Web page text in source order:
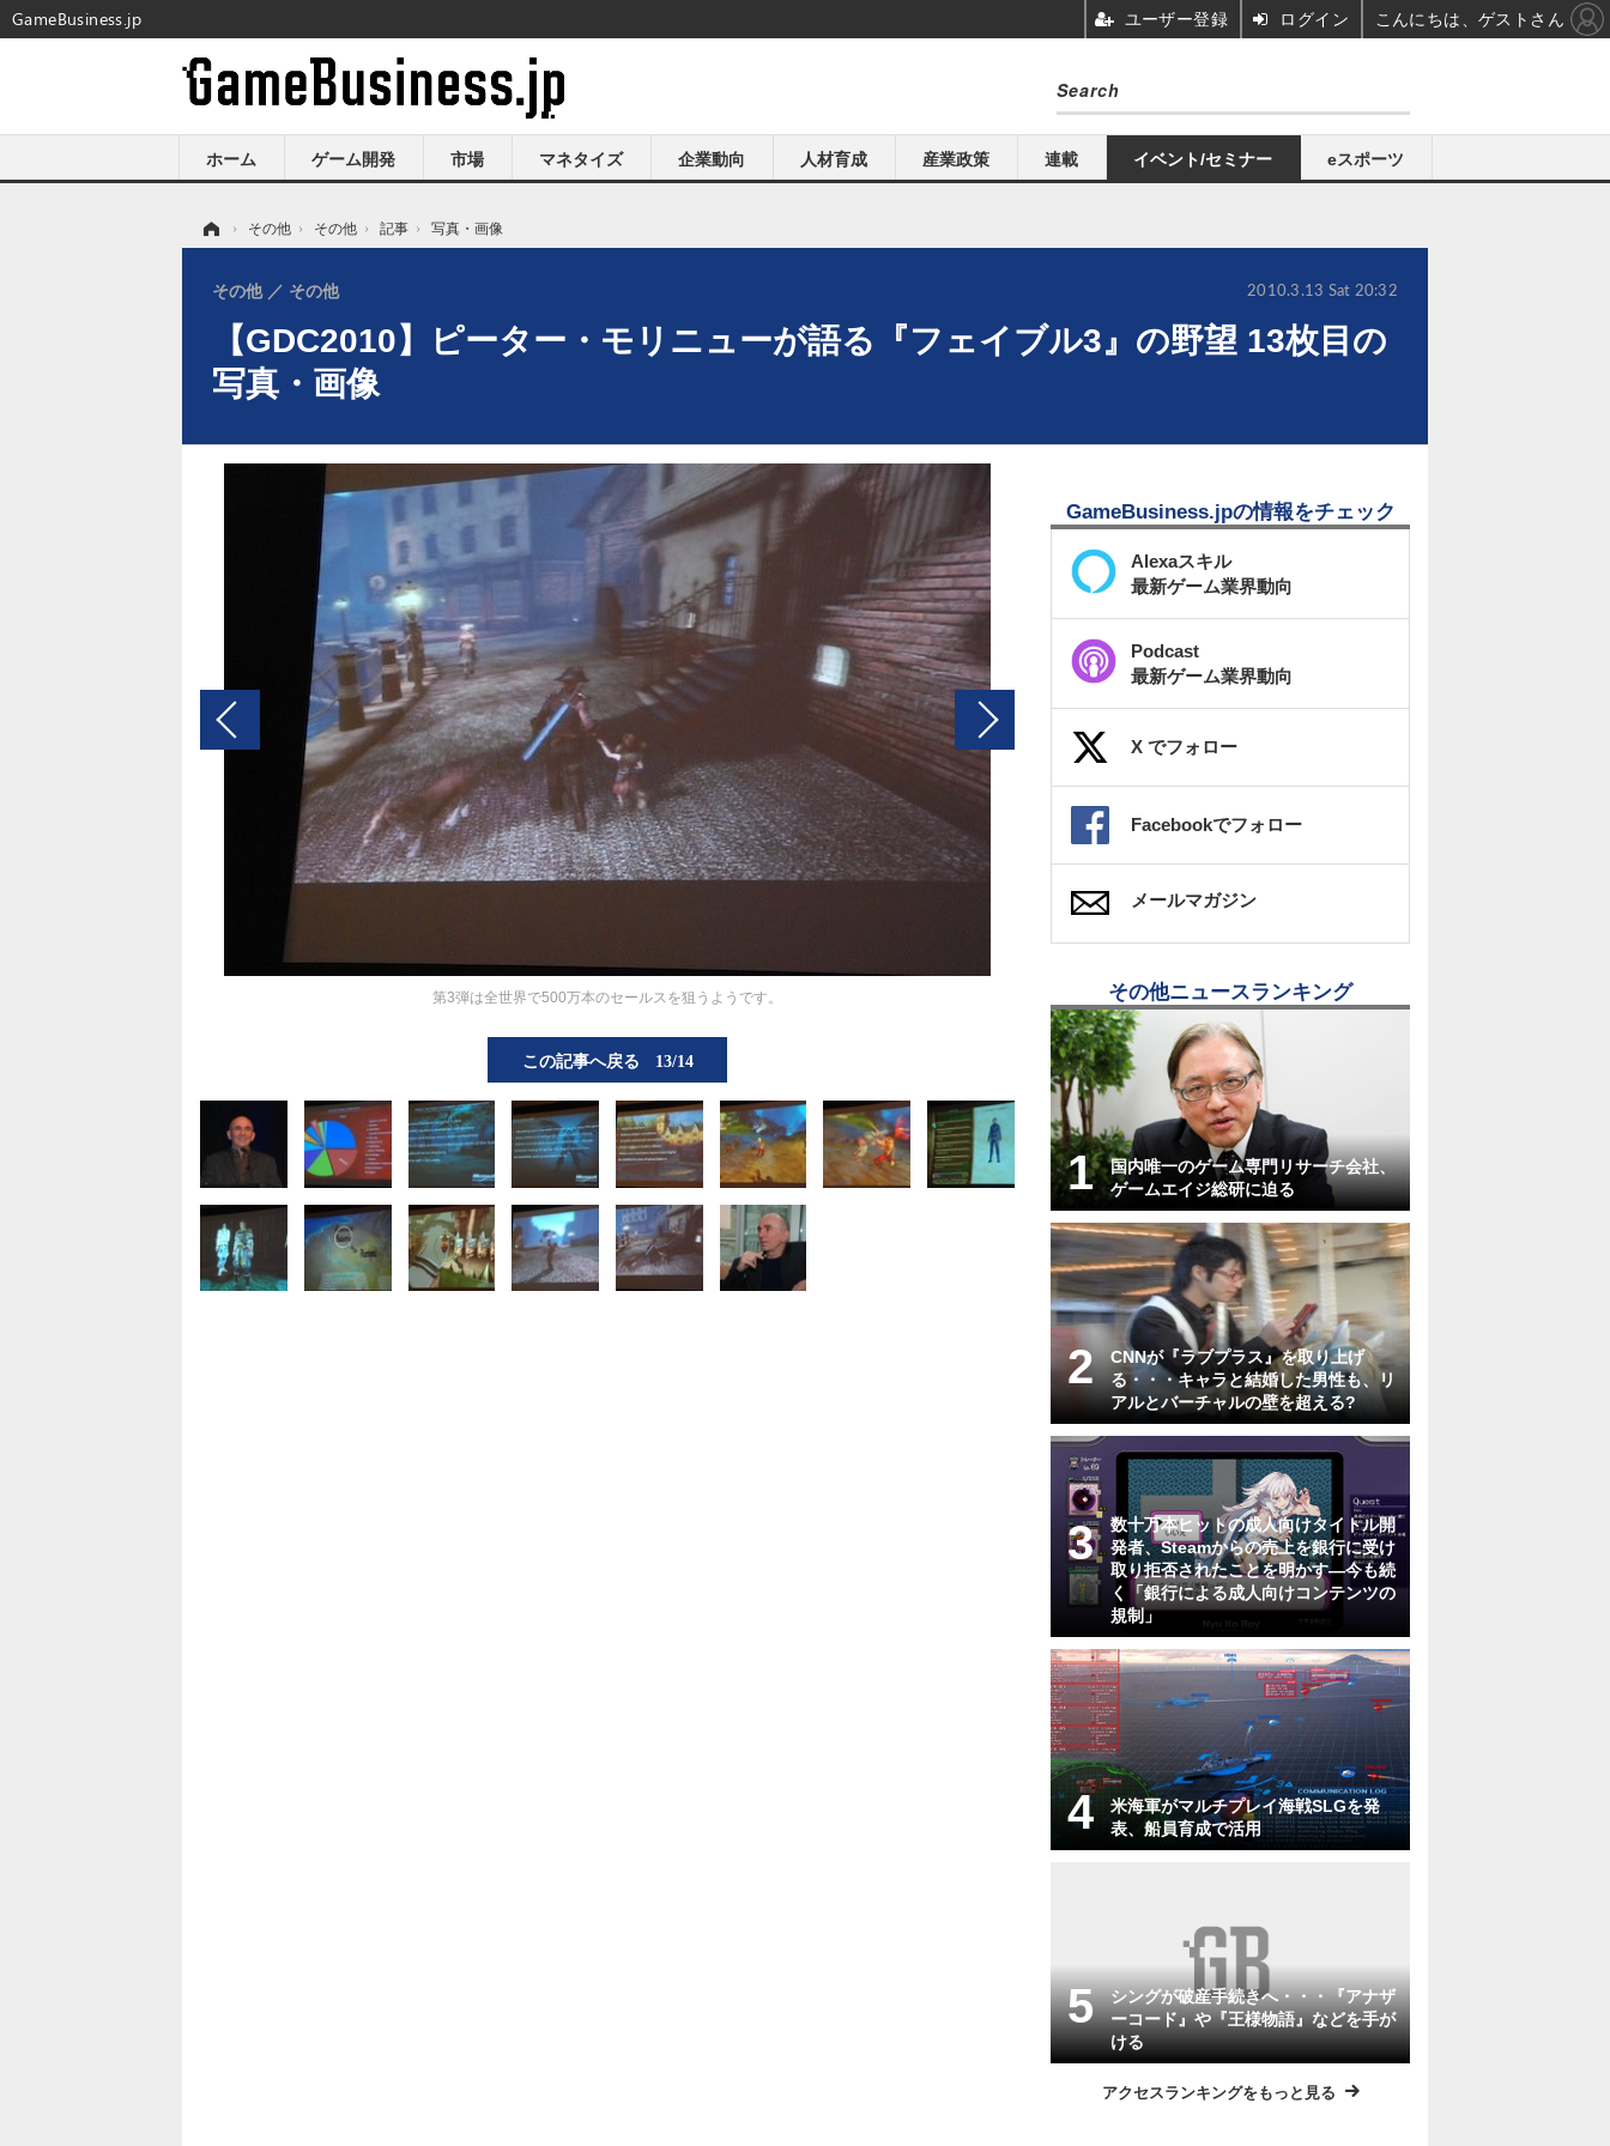
ホーム ゲーム開発 市場 マネタイズ 企業動向 人材育成 産業政策 連載 イベント/セミナー eスポーツ
› その他 › その他 › 記事 › 写真・画像
【GDC2010】ピーター・モリニューが語る『フェイブル3』の野望 13枚目の
写真・画像
その他 その他 2010.3.13 Sat 20:32
第3弾は全世界で500万本のセールスを狙うようです。
この記事へ戻る 13/14
GameBusiness.jpの情報をチェック
Alexaスキル
最新ゲーム業界動向
Podcast
最新ゲーム業界動向
X でフォロー
Facebookでフォロー
メールマガジン
その他ニュースランキング
国内唯一のゲーム専門リサーチ会社、
ゲームエイジ総研に迫る
CNNが『ラブプラス』を取り上げ
る・・・キャラと結婚した男性も、リ
アルとバーチャルの壁を超える?
数十万本ヒットの成人向けタイトル開
発者、Steamからの売上を銀行に受け
取り拒否されたことを明かす―今も続
く「銀行による成人向けコンテンツの
規制」
米海軍がマルチプレイ海戦SLGを発
表、船員育成で活用
シングが破産手続きへ・・・『アナザ
ーコード』や『王様物語』などを手が
ける
アクセスランキングをもっと見る
GameBusiness.jp ユーザー登録 ログイン こんにちは、ゲストさん